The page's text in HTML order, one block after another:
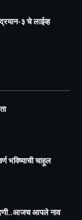
३ चे लाईव्ह
भविष्याची चाहूल
आपले नाव